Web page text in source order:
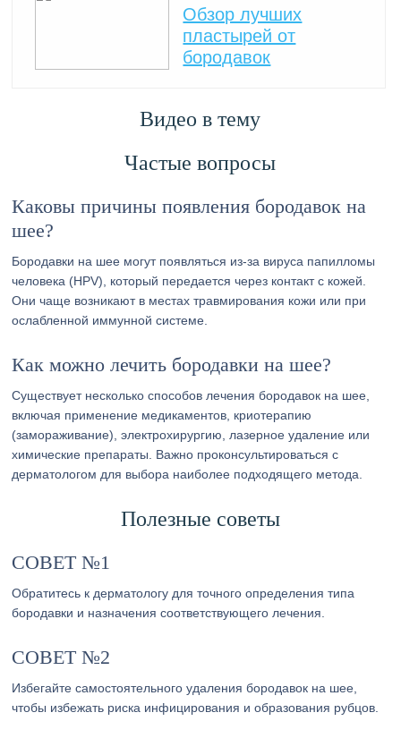
Обзор лучших
пластырей от
бородавок
Видео в тему
Частые вопросы
Каковы причины появления бородавок на
шее?
Бородавки на шее могут появляться из-за вируса папилломы
человека (HPV), который передается через контакт с кожей.
Они чаще возникают в местах травмирования кожи или при
ослабленной иммунной системе.
Как можно лечить бородавки на шее?
Существует несколько способов лечения бородавок на шее,
включая применение медикаментов, криотерапию
(замораживание), электрохирургию, лазерное удаление или
химические препараты. Важно проконсультироваться с
дерматологом для выбора наиболее подходящего метода.
Полезные советы
СОВЕТ №1
Обратитесь к дерматологу для точного определения типа
бородавки и назначения соответствующего лечения.
СОВЕТ №2
Избегайте самостоятельного удаления бородавок на шее,
чтобы избежать риска инфицирования и образования рубцов.